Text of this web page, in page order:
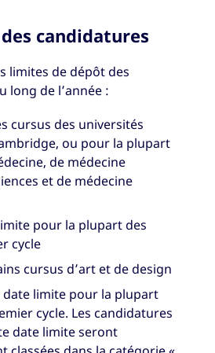
candidatures
limites de dépôt des
long de l’année :
cursus des universités
ou pour la plupart
de médecine
et de médecine
pour la plupart des
cycle
cursus d’art et de design
limite pour la plupart
cycle. Les candidatures
date limite seront